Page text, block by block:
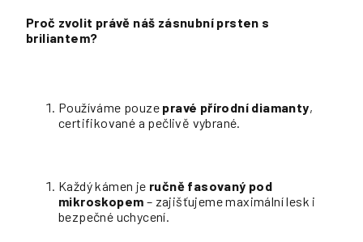
Proč zvolit právě náš zásnubní prsten s
briliantem?
Používáme pouze pravé přírodní diamanty,
certifikované a pečlivě vybrané.
Každý kámen je ručně fasovaný pod
mikroskopem – zajišťujeme maximální lesk i
bezpečné uchycení.